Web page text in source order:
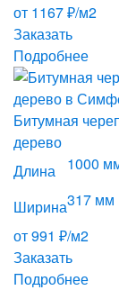
от 1167 ₽/м2
Заказать
Подробнее
Битумная
дерево
Длина
1000
Ширина317 мм
от 991 ₽/м2
Заказать
Подробнее